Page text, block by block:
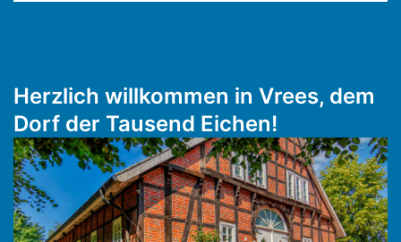
Herzlich willkommen in Vrees, dem
Dorf der Tausend Eichen!